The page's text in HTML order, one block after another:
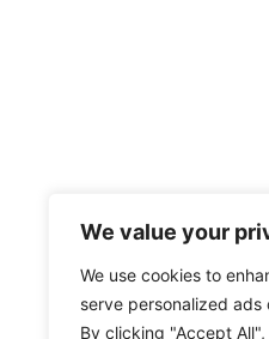
We value your
We use cookies to
serve personalized
By clicking "Accept
Podcast